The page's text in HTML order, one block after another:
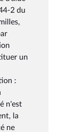
2 du
un
:
n'est
la
ne